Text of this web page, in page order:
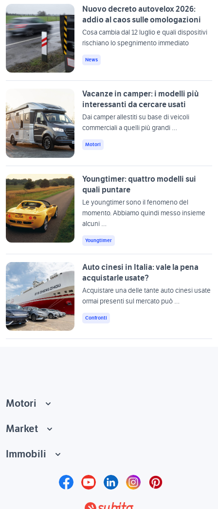
Nuovo decreto autovelox 2026:
addio al caos sulle omologazioni
Cosa cambia dal 12 luglio e quali dispositivi
rischiano lo spegnimento immediato
News
Vacanze in camper: i modelli più
interessanti da cercare usati
Dai camper allestiti su base di veicoli
commerciali a quelli più grandi …
Motori
Youngtimer: quattro modelli sui
quali puntare
Le youngtimer sono il fenomeno del
momento. Abbiamo quindi messo insieme
alcuni …
Youngtimer
Auto cinesi in Italia: vale la pena
acquistarle usate?
Acquistare una delle tante auto cinesi usate
ormai presenti sul mercato può …
Confronti
Motori
Market
Immobili